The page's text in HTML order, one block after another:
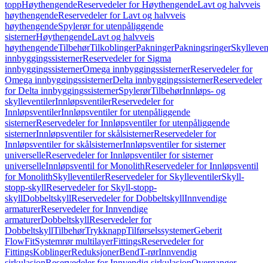
toppHøythengendeReservedeler for HøythengendeLavt og halvveis
høythengendeReservedeler for Lavt og halvveis
høythengendeSpylerør for utenpåliggende
sisternerHøythengendeLavt og halvveis
høythengendeTilbehørTilkoblingerPakningerPakningsringer
innbyggingssisternerReservedeler for Sigma
innbyggingssisternerOmega innbyggingssisternerReservedeler for
Omega innbyggingssisternerDelta innbyggingssisternerReservedeler
for Delta innbyggingssisternerSpylerørTilbehørInnløps- og
skylleventilerInnløpsventilerReservedeler for
InnløpsventilerInnløpsventiler for utenpåliggende
sisternerReservedeler for Innløpsventiler for utenpåliggende
sisternerInnløpsventiler for skålsisternerReservedeler for
Innløpsventiler for skålsisternerInnløpsventiler for sisterner
universelleReservedeler for Innløpsventiler for sisterner
universelleInnløpsventil for MonolithReservedeler for Innløpsventil
for MonolithSkylleventilerReservedeler for SkylleventilerSkyll-
stopp-skyllReservedeler for Skyll-stopp-
skyllDobbeltskyllReservedeler for DobbeltskyllInnvendige
armaturerReservedeler for Innvendige
armaturerDobbeltskyllReservedeler for
DobbeltskyllTilbehørTrykknappTilførselssystemerGeberit
FlowFitSystemrør multilayerFittingsReservedeler for
FittingsKoblingerReduksjonerBendT-rørInnvendig